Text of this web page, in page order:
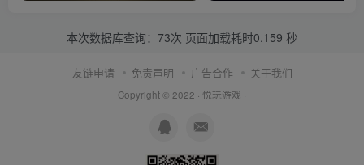
本次数据库查询：73次 页面加载耗时0.159 秒
友链申请 免责声明 广告合作 关于我们
Copyright © 2022 · 悦玩游戏 ·